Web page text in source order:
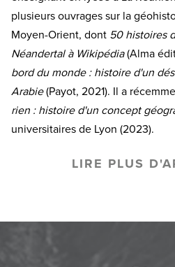
plusieurs ouvrages sur la
Moyen-Orient, dont 50 histoires
Néandertal à Wikipédia(Alma
bord du monde : histoire d'un
Arabie(Payot, 2021). Il a
rien : histoire d'un concept
universitaires de Lyon (2023).
LIRE PLUS